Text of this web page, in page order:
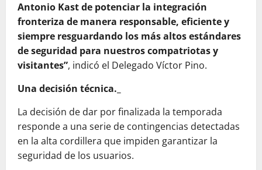
Antonio Kast de potenciar la integración
fronteriza de manera responsable, eficiente y
siempre resguardando los más altos estándares
de seguridad para nuestros compatriotas y
visitantes”, indicó el Delegado Víctor Pino.
Una decisión técnica._
​La decisión de dar por finalizada la temporada
responde a una serie de contingencias detectadas
en la alta cordillera que impiden garantizar la
seguridad de los usuarios.